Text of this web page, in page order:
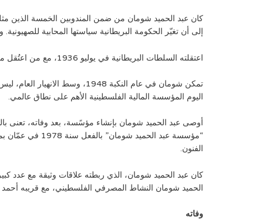
إلى أن تغيّر الحكومة البريطانية سياستها المحابية
اعتقلته السلطات البريطانية في يوليو 1936، مع من اعتُقل من الوطنيين الفلسطينيين، في معتقل صرفند قرب الرملة لبضعة أشهر، ثم عادت واعتقلته سنة 1938 في معتقل المزرعة قرب عكَا.
تمكن شومان في عام النكبة
اليوم المؤسسة المالية الفلسطينية الأهم على نطاق عالمي.
أوصى عبد الحميد شومان بإنشاء مؤسًسة، بعد وفاته، تعنى
“مؤسسة عبد
الفنون.
كان عبد الحميد شومان، الذي ربطته علاقات وثيقة مع عدد
الحميد شومان النشاط المصرفي الفلسطيني، مع قريبه أحمد
وفاته